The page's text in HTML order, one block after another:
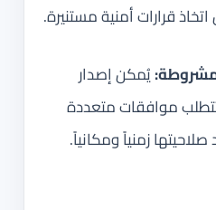
قرارات أمنية مستنيرة.
يُمكن إصدار
موافقات متعددة
زمنياً ومكانياً.